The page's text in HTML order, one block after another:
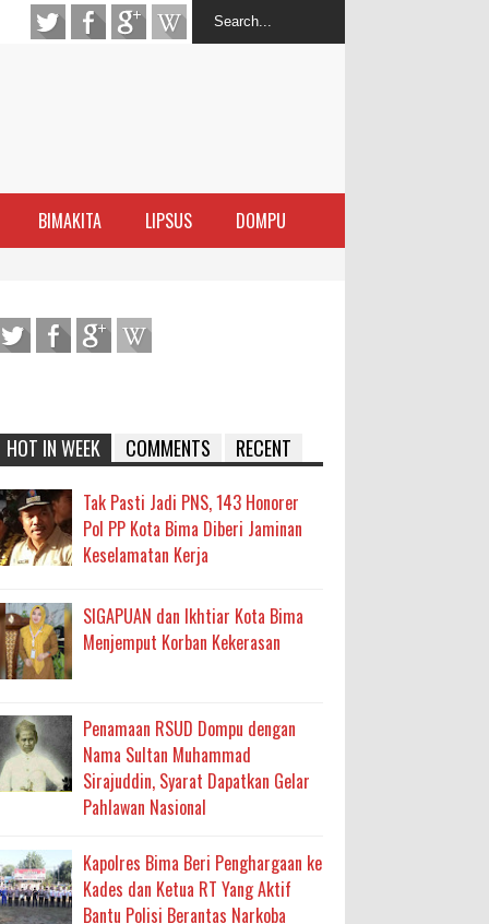
BIMAKITA LIPSUS DOMPU
Kewirausahaan Kota Bima
Sanggar
Perairan Sanggar
Layanan Berjalan Bertahap
Bantuan BSPS
2027 ke BPJN NTB
Pelaksanaan APBD Kota Bima
Kepercayaan Rakyat Landasan Utama
Air Bersih
Siap Edar
HOT IN WEEK COMMENTS RECENT
Tak Pasti Jadi PNS, 143 Honorer
Pol PP Kota Bima Diberi Jaminan
Keselamatan Kerja
SIGAPUAN dan Ikhtiar Kota Bima
Menjemput Korban Kekerasan
Penamaan RSUD Dompu dengan
Nama Sultan Muhammad
Sirajuddin, Syarat Dapatkan Gelar
Pahlawan Nasional
Kapolres Bima Beri Penghargaan ke
Kades dan Ketua RT Yang Aktif
Bantu Polisi Berantas Narkoba